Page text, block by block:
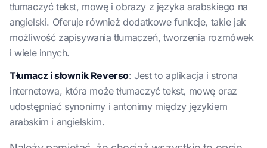
tłumaczyć tekst, mowę i obrazy z języka arabskiego na
angielski. Oferuje również dodatkowe funkcje, takie jak
możliwość zapisywania tłumaczeń, tworzenia rozmówek
i wiele innych.
Tłumacz i słownik Reverso: Jest to aplikacja i strona
internetowa, która może tłumaczyć tekst, mowę oraz
udostępniać synonimy i antonimy między językiem
arabskim i angielskim.